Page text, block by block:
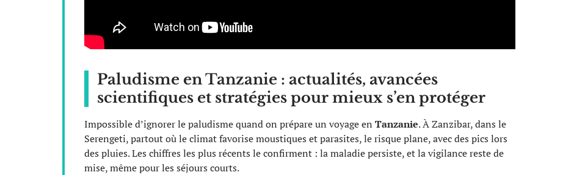
Paludisme en Tanzanie : actualités, avancées
scientifiques et stratégies pour mieux s’en protéger
Impossible d’ignorer le paludisme quand on prépare un voyage en Tanzanie. À Zanzibar, dans le
Serengeti, partout où le climat favorise moustiques et parasites, le risque plane, avec des pics lors
des pluies. Les chiffres les plus récents le confirment : la maladie persiste, et la vigilance reste de
mise, même pour les séjours courts.